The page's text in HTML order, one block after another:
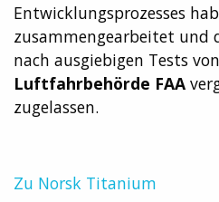
Entwicklungsprozesses
zusammengearbeitet und
nach ausgiebigen Tests
Luftfahrbehörde FAA
zugelassen.
Zu Norsk Titanium